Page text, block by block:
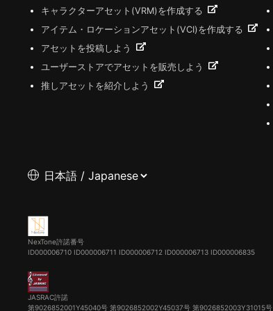
キャラクターアセット(VRM)を作成する
アイテム・ロケーションアセット(VCI)を作成する
アセットを投稿しよう
ユーザーストアでアセットを販売しよう
推しアセットを紹介しよう
NexTone許諾番号
ID000006710 ID000006711 ID000006712 ID000006713 ID000006835
JASRAC許諾
第9026852001Y45040号 第9026852002Y45037号 第9026852003Y31015号